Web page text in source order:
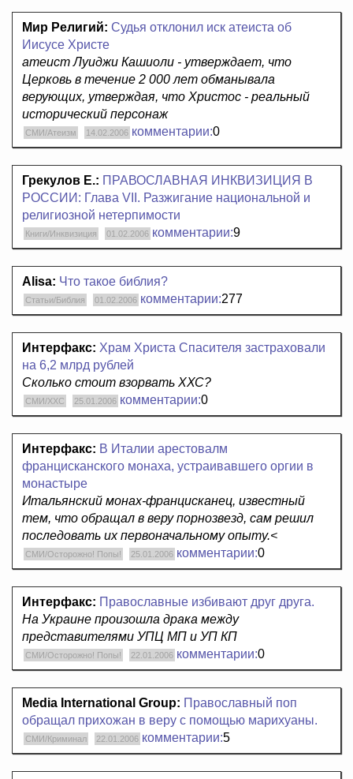
Мир Религий: Судья отклонил иск атеиста об
Иисусе Христе
атеист Луиджи Кашиоли - утверждает, что
Церковь в течение 2 000 лет обманывала
верующих, утверждая, что Христос - реальный
исторический персонаж
СМИ/Атеизм 14.02.2006 комментарии:0
Грекулов Е.: ПРАВОСЛАВНАЯ ИНКВИЗИЦИЯ В
РОССИИ: Глава VII. Разжигание национальной и
религиозной нетерпимости
Книги/Инквизиция 01.02.2006 комментарии:9
Alisa: Что такое библия?
Статьи/Библия 01.02.2006 комментарии:277
Интерфакс: Храм Христа Спасителя застраховали
на 6,2 млрд рублей
Сколько стоит взорвать ХХС?
СМИ/ХХС 25.01.2006 комментарии:0
Интерфакс: В Италии арестовалм
францисканского монаха, устраивавшего оргии в
монастыре
Итальянский монах-францисканец, известный
тем, что обращал в веру порнозвезд, сам решил
последовать их первоначальному опыту.<
СМИ/Осторожно! Попы! 25.01.2006 комментарии:0
Интерфакс: Православные избивают друг друга.
На Украине произошла драка между
представителями УПЦ МП и УП КП
СМИ/Осторожно! Попы! 22.01.2006 комментарии:0
Media International Group: Православный поп
обращал прихожан в веру с помощью марихуаны.
СМИ/Криминал 22.01.2006 комментарии:5